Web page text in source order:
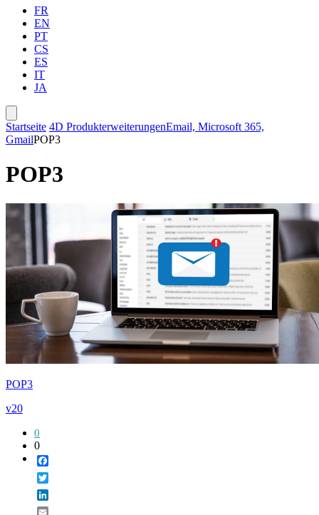
FR
EN
PT
CS
ES
IT
JA
Startseite 4D ProdukterweiterungenEmail, Microsoft 365,
GmailPOP3
POP3
POP3
v20
0
0